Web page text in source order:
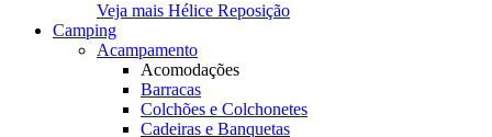
Veja mais Hélice Reposição
Camping
Acampamento
Acomodações
Barracas
Colchões e Colchonetes
Cadeiras e Banquetas